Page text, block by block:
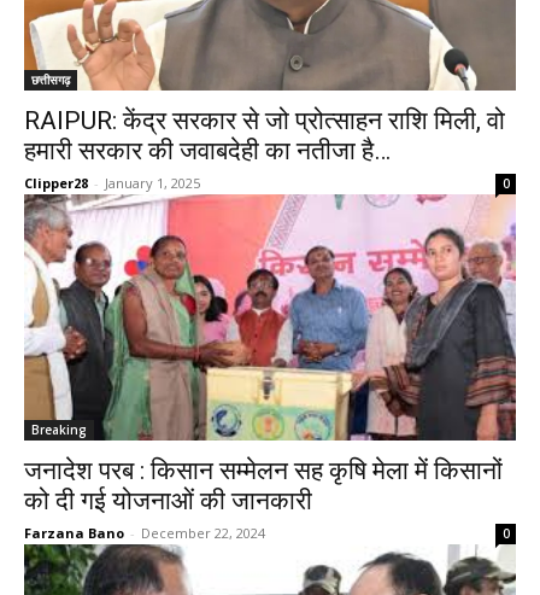
छत्तीसगढ़
RAIPUR: केंद्र सरकार से जो प्रोत्साहन राशि मिली, वो
हमारी सरकार की जवाबदेही का नतीजा है…
Clipper28 - January 1, 2025 0
Breaking
जनादेश परब : किसान सम्मेलन सह कृषि मेला में किसानों
को दी गई योजनाओं की जानकारी
Farzana Bano - December 22, 2024 0